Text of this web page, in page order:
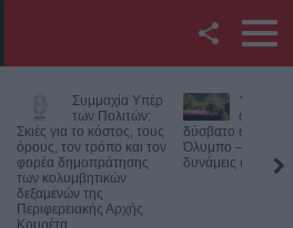
Twitter
YouTube
Αναζήτηση
Συμμαχία Υπέρ
των Πολιτών:
Σκιές για το κόστος, τους
όρους, τον τρόπο και τον
φορέα δημοπράτησης
των κολυμβητικών
δεξαμενών της
Περιφερειακής Αρχής
Κουρέτα
Υπό
φωτιά σε
δύσβατο σημείο
Όλυμπο –
δυνάμεις στο